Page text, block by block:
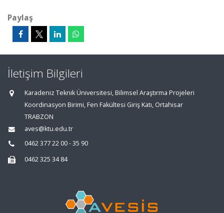
Paylaş
İletişim Bilgileri
Karadeniz Teknik Üniversitesi, Bilimsel Araştırma Projeleri
Koordinasyon Birimi, Fen Fakültesi Giriş Katı, Ortahisar
TRABZON
aves@ktu.edu.tr
0462 377 22 00 - 35 90
0462 325 34 84